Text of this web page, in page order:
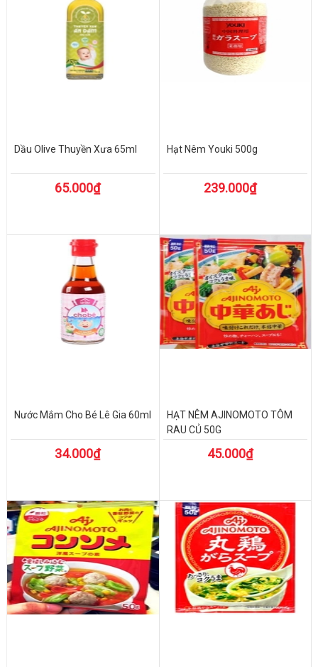
Dầu Olive Thuyền Xưa 65ml
65.000₫
Hạt Nêm Youki 500g
239.000₫
Nước Mắm Cho Bé Lê Gia 60ml
34.000₫
HẠT NÊM AJINOMOTO TÔM
RAU CỦ 50G
45.000₫